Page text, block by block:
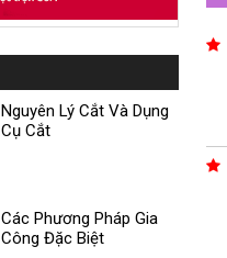
Nguyên Lý Cắt Và Dụng
Cụ Cắt
Các Phương Pháp Gia
Công Đặc Biệt